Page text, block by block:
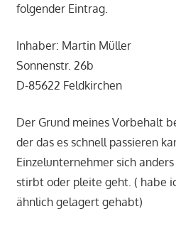
folgender Eintrag.
Inhaber: Martin Müller
Sonnenstr. 26b
D-85622 Feldkirchen
Der Grund meines Vorbehalt
der das es schnell passieren
Einzelunternehmer sich
stirbt oder pleite geht. ( habe
ähnlich gelagert gehabt)